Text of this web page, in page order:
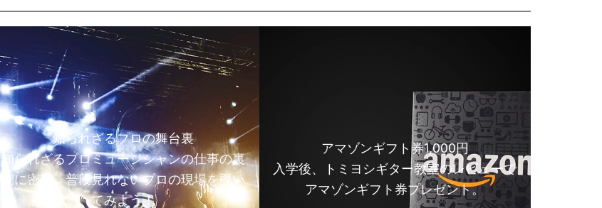
知られざるプロの舞台裏
知られざるプロミュージシャンの仕事の裏
側に密着。普段見れないプロの現場を覗い
てみよう！
アマゾンギフト券1,000円
入学後、トミヨシギター教室のレビューで
アマゾンギフト券プレゼント。